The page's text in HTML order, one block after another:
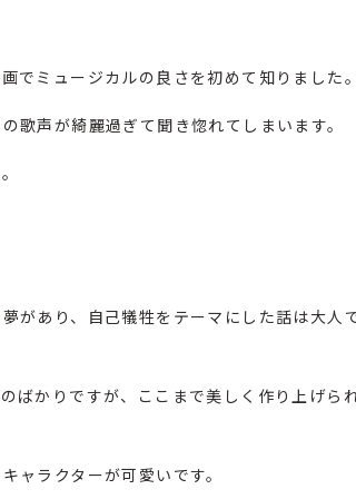
でミュージカルの良さを初めて知りました。
歌声が綺麗過ぎて聞き惚れてしまいます。
があり、自己犠牲をテーマにした話は大人
ばかりですが、ここまで美しく作り上げら
ャラクターが可愛いです。